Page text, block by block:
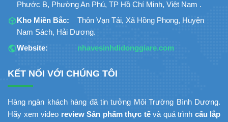
Phước B, Phường An Phú, TP Hồ Chí Minh, Việt Nam .
Kho Miền Bắc:
Thôn Vạn Tải, Xã Hồng Phong, Huyện
Nam Sách, Hải Dương.
Website:
nhavesinhdidonggiare.com
KẾT NỐI VỚI CHÚNG TÔI
Hàng ngàn khách hàng đã tin tưởng Môi Trường Bình Dương.
Hãy xem video review Sản phẩm thực tếvà quá trình cẩu lắp